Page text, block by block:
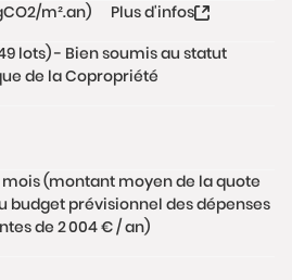
m².an)
Plus d'infos
lots) - Bien soumis au statut
de la Copropriété
mois (montant moyen de la quote
budget prévisionnel des dépenses
de 2 004 € / an)